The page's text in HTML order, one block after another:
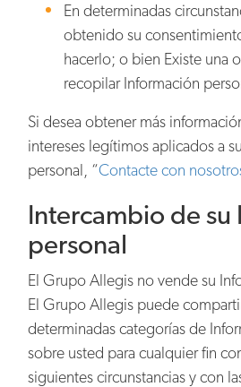
En determinadas
obtenido su
hacerlo; o bien Existe una
recopilar Información
Si desea obtener más
intereses legítimos aplicados a
personal, “Contacte con
Intercambio de su
personal
El Grupo Allegis no vende su
El Grupo Allegis puede
determinadas categorías de
sobre usted para cualquier fin
siguientes circunstancias y con